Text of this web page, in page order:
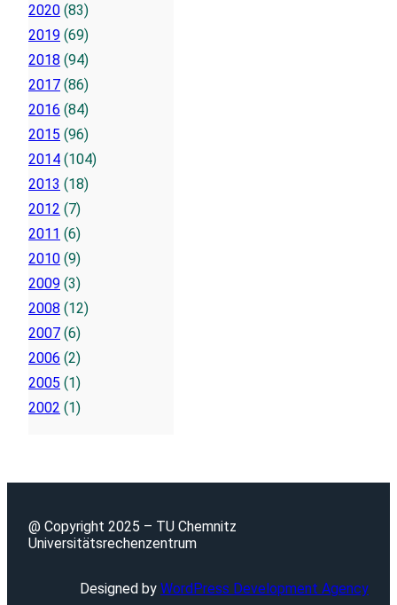
2020 (83)
2019 (69)
2018 (94)
2017 (86)
2016 (84)
2015 (96)
2014 (104)
2013 (18)
2012 (7)
2011 (6)
2010 (9)
2009 (3)
2008 (12)
2007 (6)
2006 (2)
2005 (1)
2002 (1)
@ Copyright 2025 – TU Chemnitz
Universitätsrechenzentrum
Designed by WordPress Development Agency